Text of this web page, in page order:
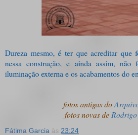
Dureza mesmo, é ter que acreditar que
nessa construção, e ainda assim, não
iluminação externa e os acabamentos do
fotos antigas do
fotos novas de
Fátima Garcia às 23:24